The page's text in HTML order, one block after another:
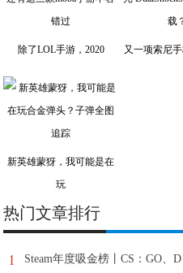
除了LOL手游，2020 又一项索尼
新英雄蒙犽，我可能是在
玩
热门文章排行
1 Steam年度吸金榜丨CS：GO、D